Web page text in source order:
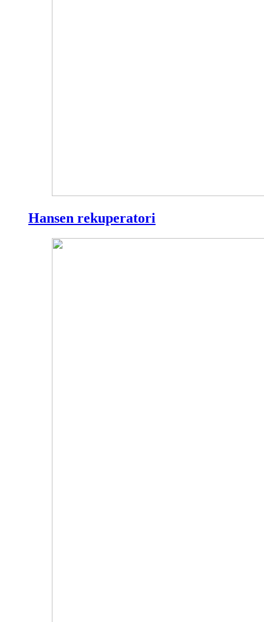
Hansen rekuperatori